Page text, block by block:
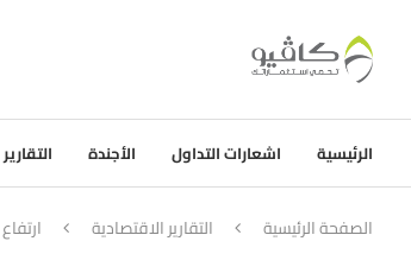
الرئيسية اشعارات التداول الأجندة
الصفحة الرئيسية التقارير الاقتصادية ارتفاع ناسداك 100